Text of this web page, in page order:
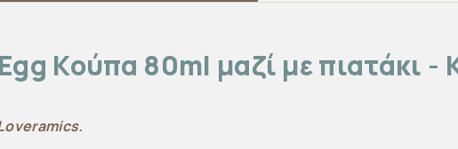
Κούπα 80ml μαζί με πιατάκι -